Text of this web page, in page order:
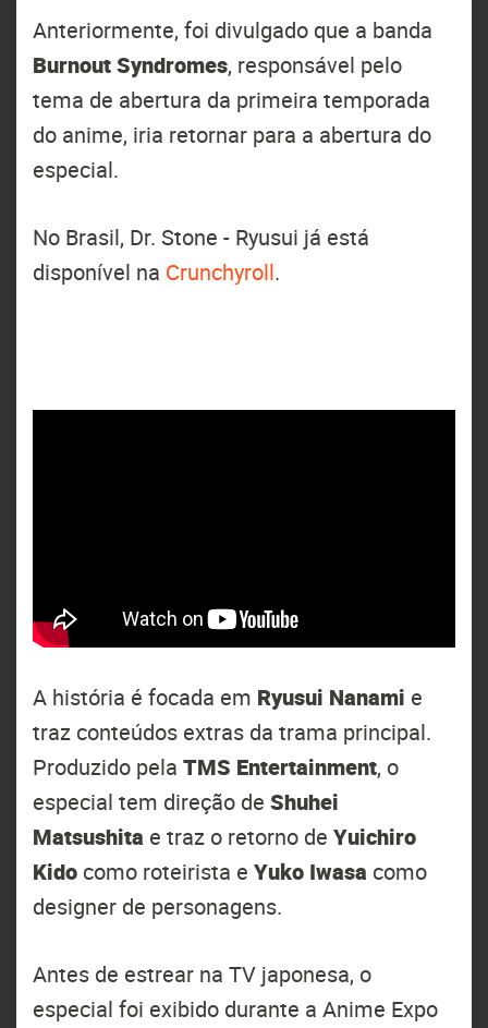
Anteriormente, foi divulgado que a banda
Burnout Syndromes, responsável pelo
tema de abertura da primeira temporada
do anime, iria retornar para a abertura do
especial.
No Brasil, Dr. Stone - Ryusui já está
disponível na Crunchyroll.
A história é focada em Ryusui Nanami e
traz conteúdos extras da trama principal.
Produzido pela TMS Entertainment, o
especial tem direção de Shuhei
Matsushita e traz o retorno de Yuichiro
Kido como roteirista e Yuko Iwasa como
designer de personagens.
Antes de estrear na TV japonesa, o
especial foi exibido durante a Anime Expo